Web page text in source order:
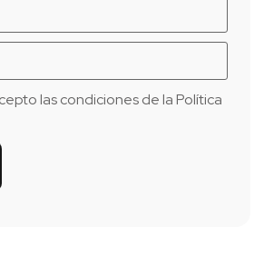
las condiciones de laPolítica